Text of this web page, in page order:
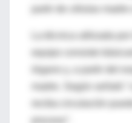
equipo consiste
órgano y, a partir del
madre. Según señaló